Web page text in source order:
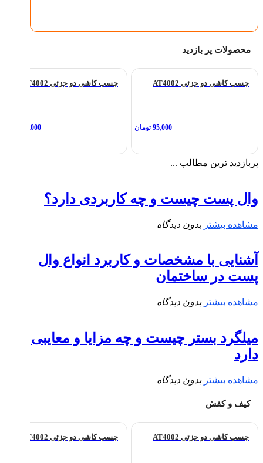
محصولات پر بازدید
چسب کاشی دو جزئی AT4002
95,000 تومان
چسب کاشی دو جزئی AT4002
95,000
پربازدید ترین مطالب ...
وال پست چیست و چه کاربردی دارد؟
مشاهده بیشتر بدون دیدگاه
آشنایی با مشخصات و کاربرد انواع وال
پست در ساختمان
مشاهده بیشتر بدون دیدگاه
میلگرد بستر چیست و چه مزایا و معایبی
دارد
مشاهده بیشتر بدون دیدگاه
کیف و کفش
چسب کاشی دو جزئی AT4002 چسب کاشی دو جزئی AT4002